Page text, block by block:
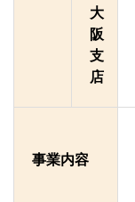
大
阪
支
店
事業内容